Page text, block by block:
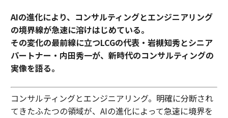
AIの進化により、コンサルティングとエンジニアリング
の境界線が急速に溶けはじめている。
その変化の最前線に立つLCGの代表・岩槻知秀とシニア
パートナー・内田秀一が、新時代のコンサルティングの
実像を語る。
コンサルティングとエンジニアリング。明確に分断され
てきたふたつの領域が、AIの進化によって急速に境界を